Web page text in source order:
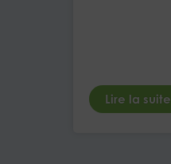
Lire la suite